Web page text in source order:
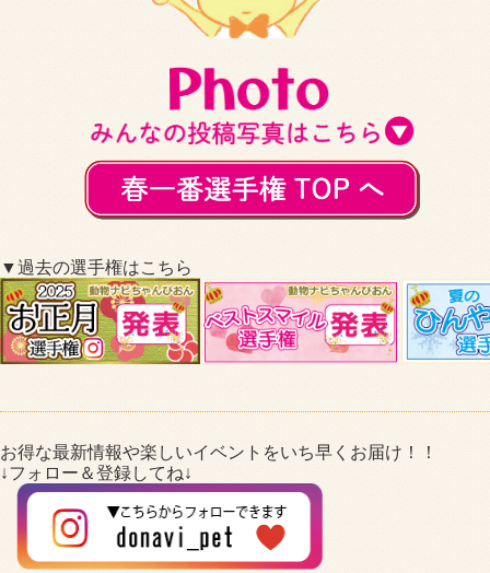
▼過去の選手権はこちら
お得な最新情報や楽しいイベントをいち早くお届け！！
↓フォロー＆登録してね↓